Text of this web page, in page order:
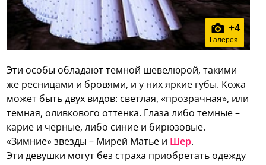
+4
Галерея
Эти особы обладают темной шевелюрой, такими
же ресницами и бровями, и у них яркие губы. Кожа
может быть двух видов: светлая, «прозрачная», или
темная, оливкового оттенка. Глаза либо темные –
карие и черные, либо синие и бирюзовые.
«Зимние» звезды – Мирей Матье и Шер.
Эти девушки могут без страха приобретать одежду